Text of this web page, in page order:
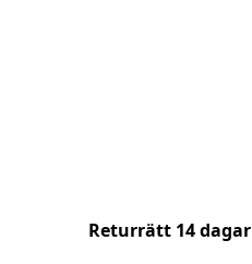
Returrätt 14 dagar